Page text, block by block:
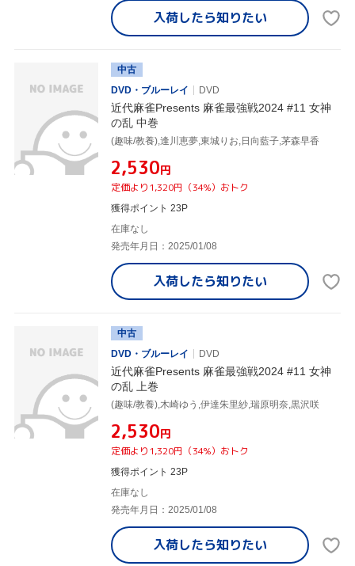
入荷したら知りたい
中古
DVD・ブルーレイ
DVD
近代麻雀Presents 麻雀最強戦2024 #11 女神
の乱 中巻
(趣味/教養),逢川恵夢,東城りお,日向藍子,茅森早香
¥2,530円
定価より1,320円（34%）おトク
獲得ポイント 23P
在庫なし
発売年月日：2025/01/08
入荷したら知りたい
中古
DVD・ブルーレイ
DVD
近代麻雀Presents 麻雀最強戦2024 #11 女神
の乱 上巻
(趣味/教養),木崎ゆう,伊達朱里紗,瑞原明奈,黒沢咲
¥2,530円
定価より1,320円（34%）おトク
獲得ポイント 23P
在庫なし
発売年月日：2025/01/08
入荷したら知りたい